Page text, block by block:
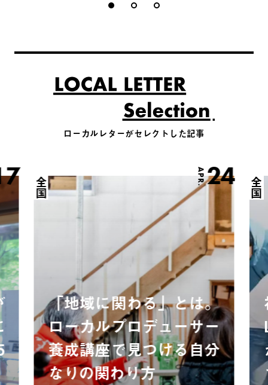
ローカルレターがセレクトした記事
APR.24
全国
「地域に関わる」とは。
ローカルプロデューサー
養成講座で見つける自分
なりの関わり方
全国